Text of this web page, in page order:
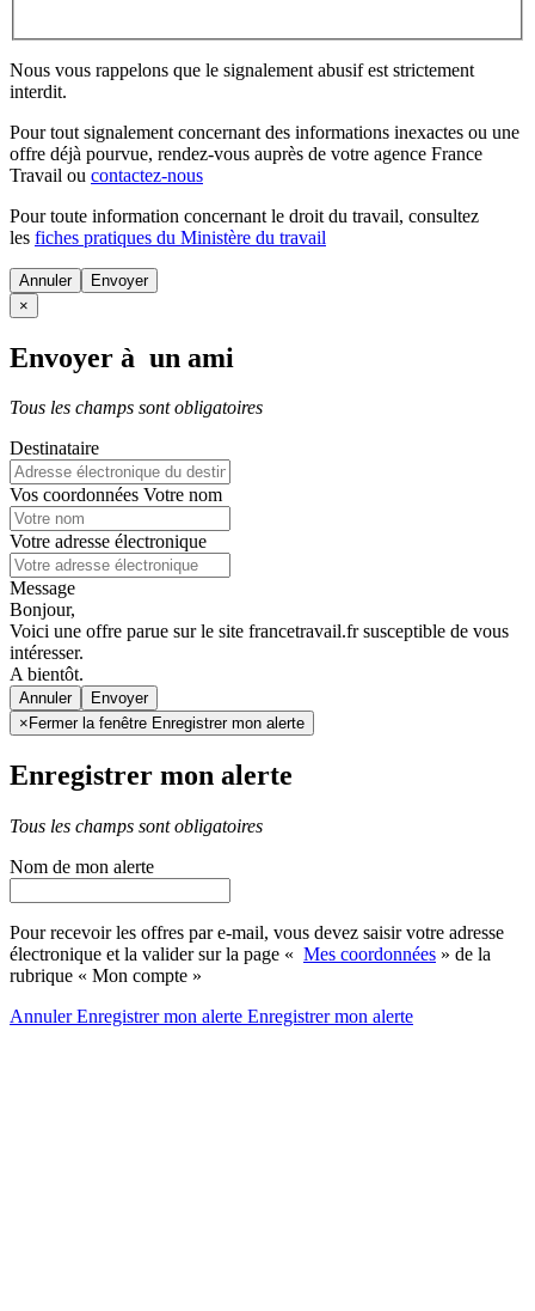
Nous vous rappelons que le signalement abusif est strictement
interdit.
Pour tout signalement concernant des informations inexactes ou une
offre déjà pourvue, rendez-vous auprès de votre agence France
Travail ou contactez-nous
Pour toute information concernant le droit du travail, consultez
les fiches pratiques du Ministère du travail
Annuler
×
Envoyer à un ami
Tous les champs sont obligatoires
Destinataire
Vos coordonnées Votre nom
Votre adresse électronique
Message
Bonjour,
Voici une offre parue sur le site francetravail.fr susceptible de vous
intéresser.
A bientôt.
Annuler
× Fermer la fenêtre Enregistrer mon alerte
Enregistrer mon alerte
Tous les champs sont obligatoires
Nom de mon alerte
Pour recevoir les offres par e-mail, vous devez saisir votre adresse
électronique et la valider sur la page « Mes coordonnées » de la
rubrique « Mon compte »
AnnulerEnregistrer mon alerte Enregistrermon alerte